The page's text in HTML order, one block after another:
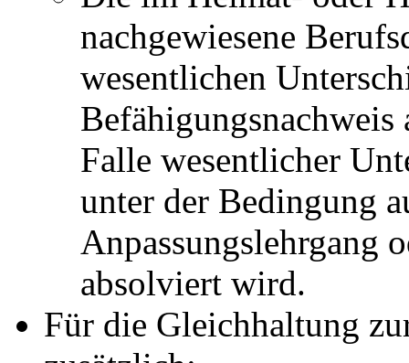
nachgewiesene
wesentlichen
Falle wesentlicher
unter der Bedingung
Anpassungslehrgang
absolviert wird.
Für die Gleichhaltung